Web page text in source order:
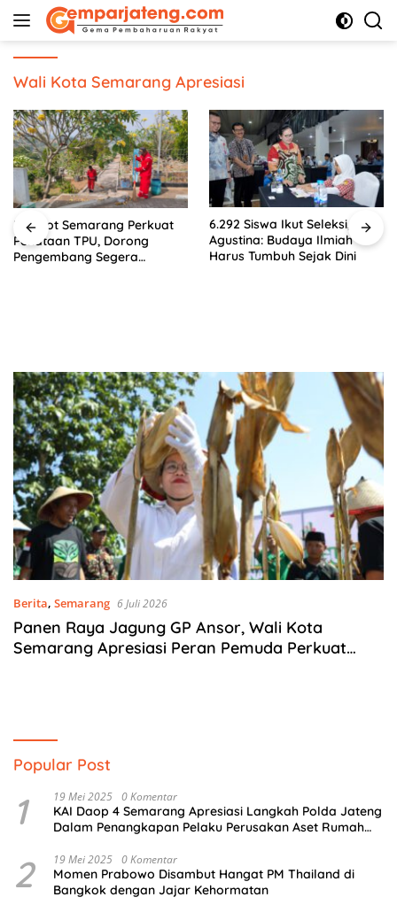
Langsung
Wali Kota Semarang Apresiasi
Pemkot Semarang Perkuat
Penataan TPU, Dorong
Pengembang Segera
6.292 Siswa Ikut Seleksi,
Agustina: Budaya Ilmiah
Harus Tumbuh Sejak Dini
Berita, Semarang 6 Juli 2026
Panen Raya Jagung GP Ansor, Wali Kota
Semarang Apresiasi Peran Pemuda Perkuat
Popular Post
1 19 Mei 2025 0 Komentar
KAI Daop 4 Semarang Apresiasi Langkah Polda Jateng
Dalam Penangkapan Pelaku Perusakan Aset Rumah
2 19 Mei 2025 0 Komentar
Momen Prabowo Disambut Hangat PM Thailand di
Bangkok dengan Jajar Kehormatan